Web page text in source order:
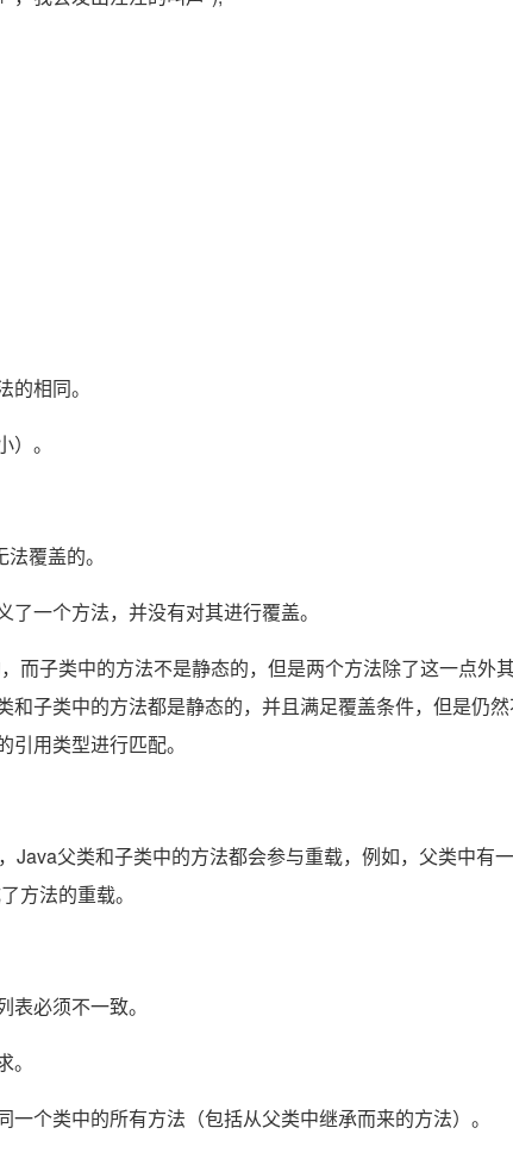
相同。
。
覆盖的。
一个方法，并没有对其进行覆盖。
子类中的方法不是静态的，但是两个方法除了这一点外
子类中的方法都是静态的，并且满足覆盖条件，但是仍
用类型进行匹配。
父类和子类中的方法都会参与重载，例如，父类中有
方法的重载。
必须不一致。
类中的所有方法（包括从父类中继承而来的方法）。